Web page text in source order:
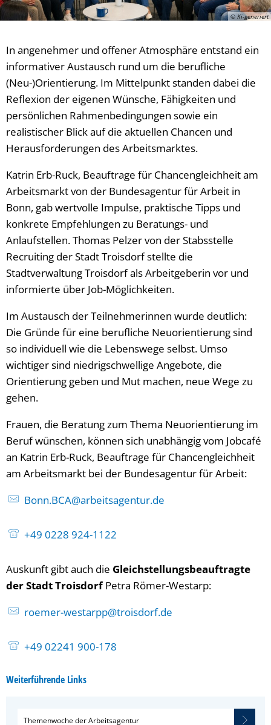
© Ki-generiert
In angenehmer und offener Atmosphäre entstand ein
informativer Austausch rund um die berufliche
(Neu-)Orientierung. Im Mittelpunkt standen dabei die
Reflexion der eigenen Wünsche, Fähigkeiten und
persönlichen Rahmenbedingungen sowie ein
realistischer Blick auf die aktuellen Chancen und
Herausforderungen des Arbeitsmarktes.
Katrin Erb-Ruck, Beauftrage für Chancengleichheit am
Arbeitsmarkt von der Bundesagentur für Arbeit in
Bonn, gab wertvolle Impulse, praktische Tipps und
konkrete Empfehlungen zu Beratungs- und
Anlaufstellen. Thomas Pelzer von der Stabsstelle
Recruiting der Stadt Troisdorf stellte die
Stadtverwaltung Troisdorf als Arbeitgeberin vor und
informierte über Job-Möglichkeiten.
Im Austausch der Teilnehmerinnen wurde deutlich:
Die Gründe für eine berufliche Neuorientierung sind
so individuell wie die Lebenswege selbst. Umso
wichtiger sind niedrigschwellige Angebote, die
Orientierung geben und Mut machen, neue Wege zu
gehen.
Frauen, die Beratung zum Thema Neuorientierung im
Beruf wünschen, können sich unabhängig vom Jobcafé
an Katrin Erb-Ruck, Beauftrage für Chancengleichheit
am Arbeitsmarkt bei der Bundesagentur für Arbeit:
Bonn.BCA@arbeitsagentur.de
+49 0228 924-1122
Auskunft gibt auch die Gleichstellungsbeauftragte
der Stadt TroisdorfPetra Römer-Westarp:
roemer-westarpp@troisdorf.de
+49 02241 900-178
Weiterführende Links
Themenwoche der Arbeitsagentur